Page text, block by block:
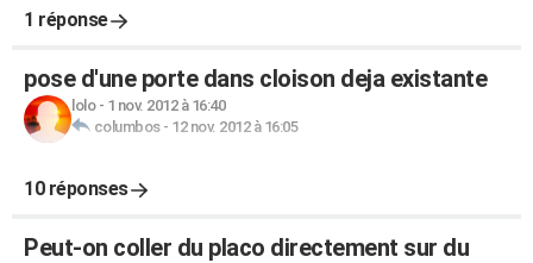
1 réponse
pose d'une porte dans cloison deja existante
lolo- 1 nov. 2012 à 16:40
columbos- 12 nov. 2012 à 16:05
10 réponses
Peut-on coller du placo directement sur du